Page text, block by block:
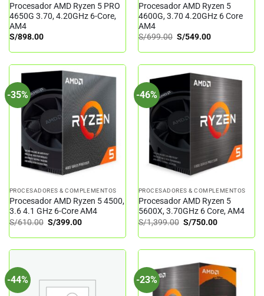
Procesador AMD Ryzen 5 PRO
4650G 3.70, 4.20GHz 6-Core,
AM4
S/898.00
Procesador AMD Ryzen 5
4600G, 3.70 4.20GHz 6 Core
AM4
S/699.00 El
original
S/699.00.
S/549.00El
actual
S/549.00.
-35%
PROCESADORES & COMPLEMENTOS
Procesador AMD Ryzen 5 4500,
3.6 4.1 GHz 6-Core AM4
S/610.00 El
precio
original
S/610.00.
S/399.00El
actual
S/399.00.
-46%
PROCESADORES & COMPLEMENTOS
Procesador AMD Ryzen 5
5600X, 3.70GHz 6 Core, AM4
S/1,399.00 El
precio
original
S/1,399.00.
S/750.00El
actual
S/750.00.
-44% -23%